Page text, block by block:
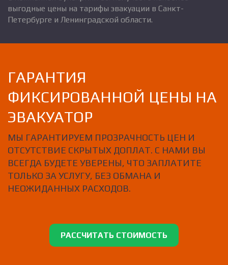
выгодные цены на тарифы эвакуации в Санкт-
Петербурге и Ленинградской области.
ГАРАНТИЯ
ФИКСИРОВАННОЙ ЦЕНЫ НА
ЭВАКУАТОР
МЫ ГАРАНТИРУЕМ ПРОЗРАЧНОСТЬ ЦЕН И
ОТСУТСТВИЕ СКРЫТЫХ ДОПЛАТ. С НАМИ ВЫ
ВСЕГДА БУДЕТЕ УВЕРЕНЫ, ЧТО ЗАПЛАТИТЕ
ТОЛЬКО ЗА УСЛУГУ, БЕЗ ОБМАНА И
НЕОЖИДАННЫХ РАСХОДОВ.
РАССЧИТАТЬ СТОИМОСТЬ